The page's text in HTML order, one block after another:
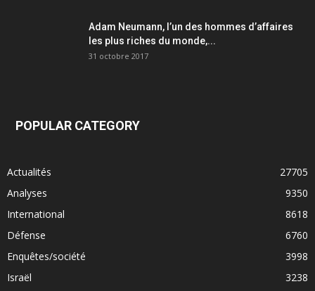
Adam Neumann, l’un des hommes d’affaires
les plus riches du monde,...
31 octobre 2017
POPULAR CATEGORY
Actualités
27705
Analyses
9350
International
8618
Défense
6760
Enquêtes/société
3998
Israël
3238